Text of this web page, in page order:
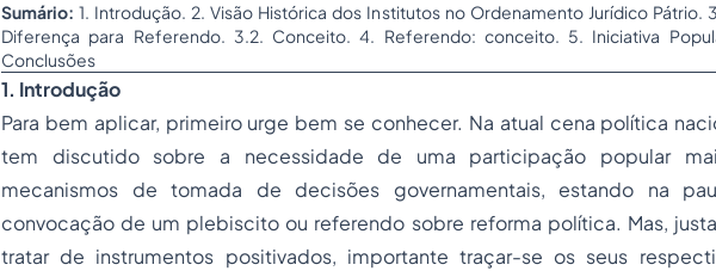
Sumário: 1. Introdução. 2. Visão Histórica dos Institutos no Ordenamento Jurídico Pátrio.
Diferença para Referendo. 3.2. Conceito. 4. Referendo: conceito. 5. Iniciativa
Conclusões
1. Introdução
Para bem aplicar, primeiro urge bem se conhecer. Na atual cena política
tem discutido sobre a necessidade de uma participação popular
mecanismos de tomada de decisões governamentais, estando na
convocação de um plebiscito ou referendo sobre reforma política. Mas,
tratar de instrumentos positivados, importante traçar-se os seus